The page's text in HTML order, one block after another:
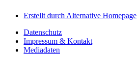
Erstellt durch Alternative Homepage
Datenschutz
Impressum & Kontakt
Mediadaten